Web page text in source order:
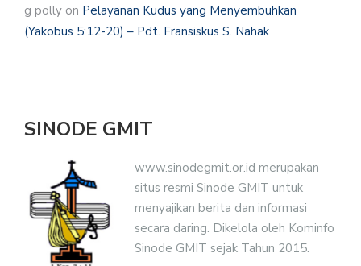
g polly on Pelayanan Kudus yang Menyembuhkan
(Yakobus 5:12-20) – Pdt. Fransiskus S. Nahak
SINODE GMIT
www.sinodegmit.or.id merupakan
situs resmi Sinode GMIT untuk
menyajikan berita dan informasi
secara daring. Dikelola oleh Kominfo
Sinode GMIT sejak Tahun 2015.